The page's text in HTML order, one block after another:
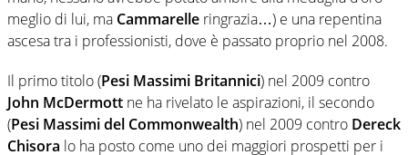
meglio di lui, ma Cammarelle ringrazia…) e una repentina
ascesa tra i professionisti, dove è passato proprio nel 2008.
Il primo titolo (Pesi Massimi Britannici) nel 2009 contro
John McDermott ne ha rivelato le aspirazioni, il secondo
(Pesi Massimi del Commonwealth) nel 2009 contro Dereck
Chisora lo ha posto come uno dei maggiori prospetti per i